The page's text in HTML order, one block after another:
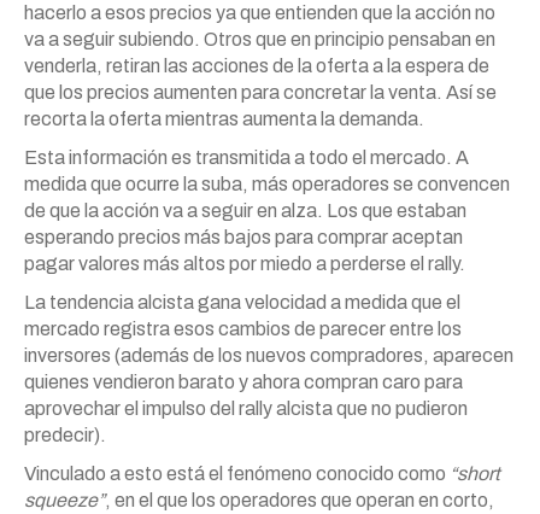
hacerlo a esos precios ya que entienden que la acción no
va a seguir subiendo. Otros que en principio pensaban en
venderla, retiran las acciones de la oferta a la espera de
que los precios aumenten para concretar la venta. Así se
recorta la oferta mientras aumenta la demanda.
Esta información es transmitida a todo el mercado. A
medida que ocurre la suba, más operadores se convencen
de que la acción va a seguir en alza. Los que estaban
esperando precios más bajos para comprar aceptan
pagar valores más altos por miedo a perderse el rally.
La tendencia alcista gana velocidad a medida que el
mercado registra esos cambios de parecer entre los
inversores (además de los nuevos compradores, aparecen
quienes vendieron barato y ahora compran caro para
aprovechar el impulso del rally alcista que no pudieron
predecir).
Vinculado a esto está el fenómeno conocido como “short
squeeze”, en el que los operadores que operan en corto,